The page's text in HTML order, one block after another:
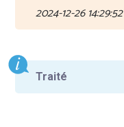
2024-12-26 14:29:52
Traité